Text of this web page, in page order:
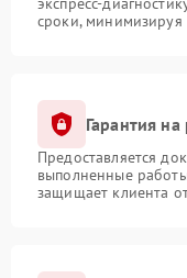
сроки, минимизируя
Гарантия
Предоставляется
выполненные
защищает клиента